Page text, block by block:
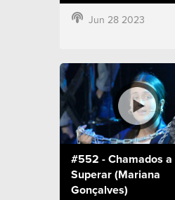
Jun 28 2023
#552 - Chamados a
Superar (Mariana
Gonçalves)